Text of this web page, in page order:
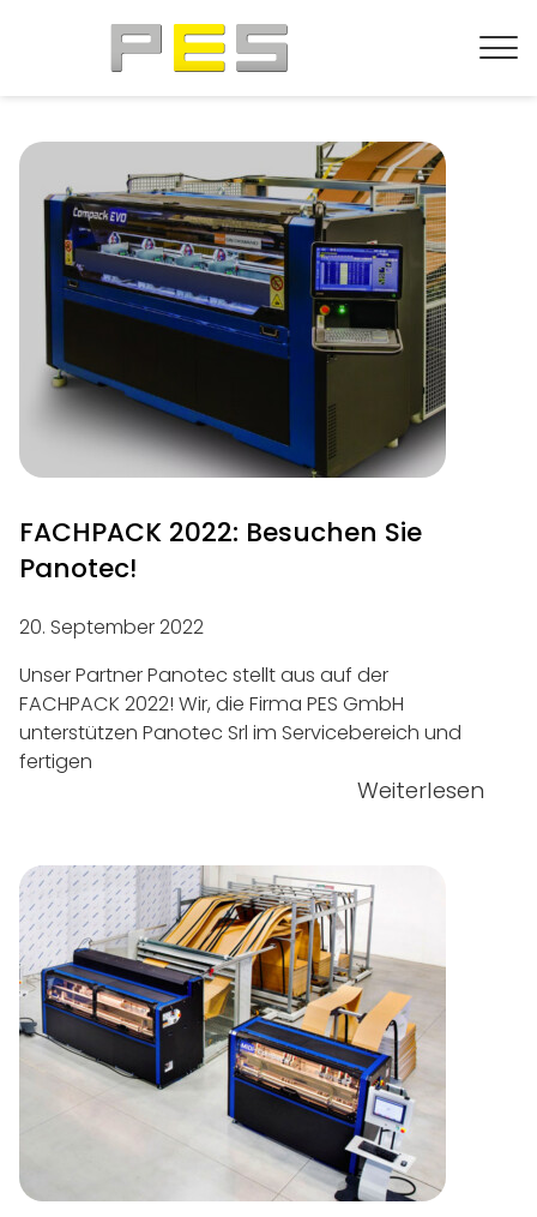
FACHPACK 2022: Besuchen Sie
Panotec!
20. September 2022
Unser Partner Panotec stellt aus auf der
FACHPACK 2022! Wir, die Firma PES GmbH
unterstützen Panotec Srl im Servicebereich und
fertigen
Weiterlesen